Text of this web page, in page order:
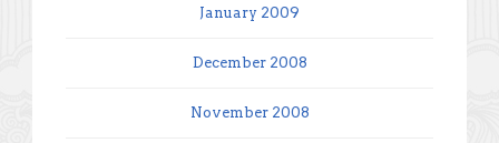
January 2009
December 2008
November 2008